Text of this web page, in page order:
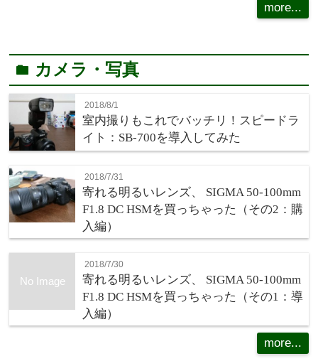
more...
folder カメラ・写真
2018/8/1
室内撮りもこれでバッチリ！スピードラ
イト：SB-700を導入してみた
2018/7/31
寄れる明るいレンズ、 SIGMA 50-100mm
F1.8 DC HSMを買っちゃった（その2：購
入編）
No Image
2018/7/30
寄れる明るいレンズ、 SIGMA 50-100mm
F1.8 DC HSMを買っちゃった（その1：導
入編）
more...